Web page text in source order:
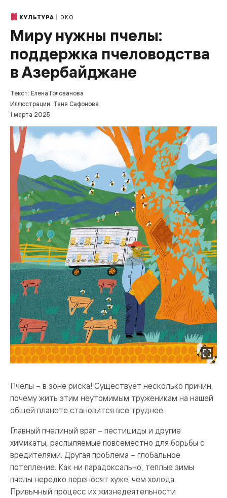
КУЛЬТУРА ЭКО
Миру нужны пчелы:
поддержка пчеловодства
в Азербайджане
Текст: Елена Голованова
Иллюстрации: Таня Сафонова
1 марта 2025
Пчелы – в зоне риска! Существует несколько причин,
почему жить этим неутомимым труженикам на нашей
общей планете становится все труднее.
Главный пчелиный враг – пестициды и другие
химикаты, распыляемые повсеместно для борьбы с
вредителями. Другая проблема – глобальное
потепление. Как ни парадоксально, теплые зимы
пчелы нередко переносят хуже, чем холода.
Привычный процесс их жизнедеятельности